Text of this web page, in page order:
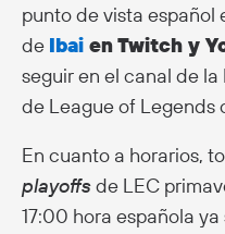
punto de vista español
de Ibai en Twitch y
seguir en el canal de
de League of Legends
En cuanto a horarios,
playoffsde LEC
17:00 hora española